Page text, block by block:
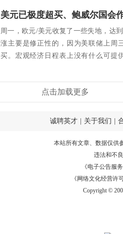
周一，欧元/美元收复了一些失地，达
涨主要是修正性的，因为美联储上周
买。宏观经济日程表上没有什么可提
点击加载更多
诚聘英才 关于我们
本站所有文章、数据仅供
违法和不
《电子公告服务
《网络文化经营许
Copyright ©